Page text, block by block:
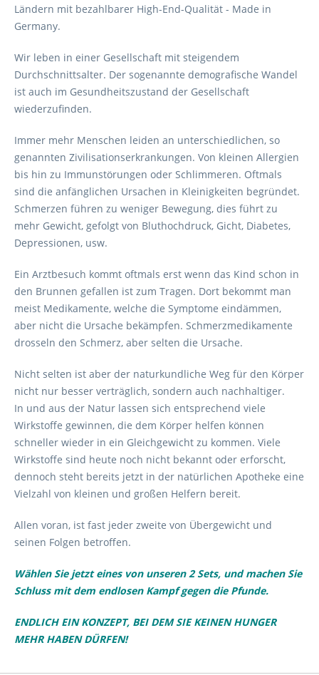
Ländern mit bezahlbarer High-End-Qualität - Made in
Germany.
Wir leben in einer Gesellschaft mit steigendem
Durchschnittsalter. Der sogenannte demografische Wandel
ist auch im Gesundheitszustand der Gesellschaft
wiederzufinden.
Immer mehr Menschen leiden an unterschiedlichen, so
genannten Zivilisationserkrankungen. Von kleinen Allergien
bis hin zu Immunstörungen oder Schlimmeren. Oftmals
sind die anfänglichen Ursachen in Kleinigkeiten begründet.
Schmerzen führen zu weniger Bewegung, dies führt zu
mehr Gewicht, gefolgt von Bluthochdruck, Gicht, Diabetes,
Depressionen, usw.
Ein Arztbesuch kommt oftmals erst wenn das Kind schon in
den Brunnen gefallen ist zum Tragen. Dort bekommt man
meist Medikamente, welche die Symptome eindämmen,
aber nicht die Ursache bekämpfen. Schmerzmedikamente
drosseln den Schmerz, aber selten die Ursache.
Nicht selten ist aber der naturkundliche Weg für den Körper
nicht nur besser verträglich, sondern auch nachhaltiger.
In und aus der Natur lassen sich entsprechend viele
Wirkstoffe gewinnen, die dem Körper helfen können
schneller wieder in ein Gleichgewicht zu kommen. Viele
Wirkstoffe sind heute noch nicht bekannt oder erforscht,
dennoch steht bereits jetzt in der natürlichen Apotheke eine
Vielzahl von kleinen und großen Helfern bereit.
Allen voran, ist fast jeder zweite von Übergewicht und
seinen Folgen betroffen.
Wählen Sie jetzt eines von unseren 2 Sets, und machen Sie
Schluss mit dem endlosen Kampf gegen die Pfunde.
ENDLICH EIN KONZEPT, BEI DEM SIE KEINEN HUNGER
MEHR HABEN DÜRFEN!